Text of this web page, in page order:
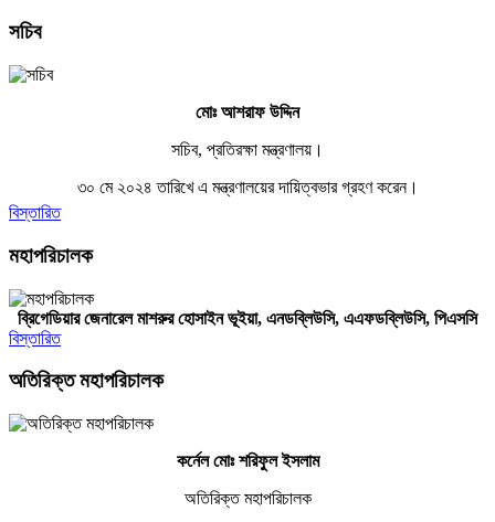
সচিব
মোঃ আশরাফ উদ্দিন
সচিব, প্রতিরক্ষা মন্ত্রণালয়।
৩০ মে ২০২৪ তারিখে এ মন্ত্রণালয়ের দায়িত্বভার গ্রহণ করেন।
বিস্তারিত
মহাপরিচালক
ব্রিগেডিয়ার জেনারেল মাশরুর হোসাইন ভূইয়া, এনডব্লিউসি, এএফডব্লিউসি, পিএসসি
বিস্তারিত
অতিরিক্ত মহাপরিচালক
কর্নেল মোঃ শরিফুল ইসলাম
অতিরিক্ত মহাপরিচালক